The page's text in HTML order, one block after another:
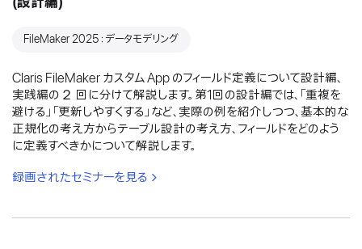
FileMaker 2025：データモデリング
Claris FileMaker カスタム App のフィールド定義について設計編、
実践編の２ 回に分けて解説します。第1回の設計編では、「重複を
避ける」「更新しやすくする」など、実際の例を紹介しつつ、基本的な
正規化の考え方からテーブル設計の考え方、フィールドをどのよう
に定義すべきかについて解説します。
録画されたセミナーを見る